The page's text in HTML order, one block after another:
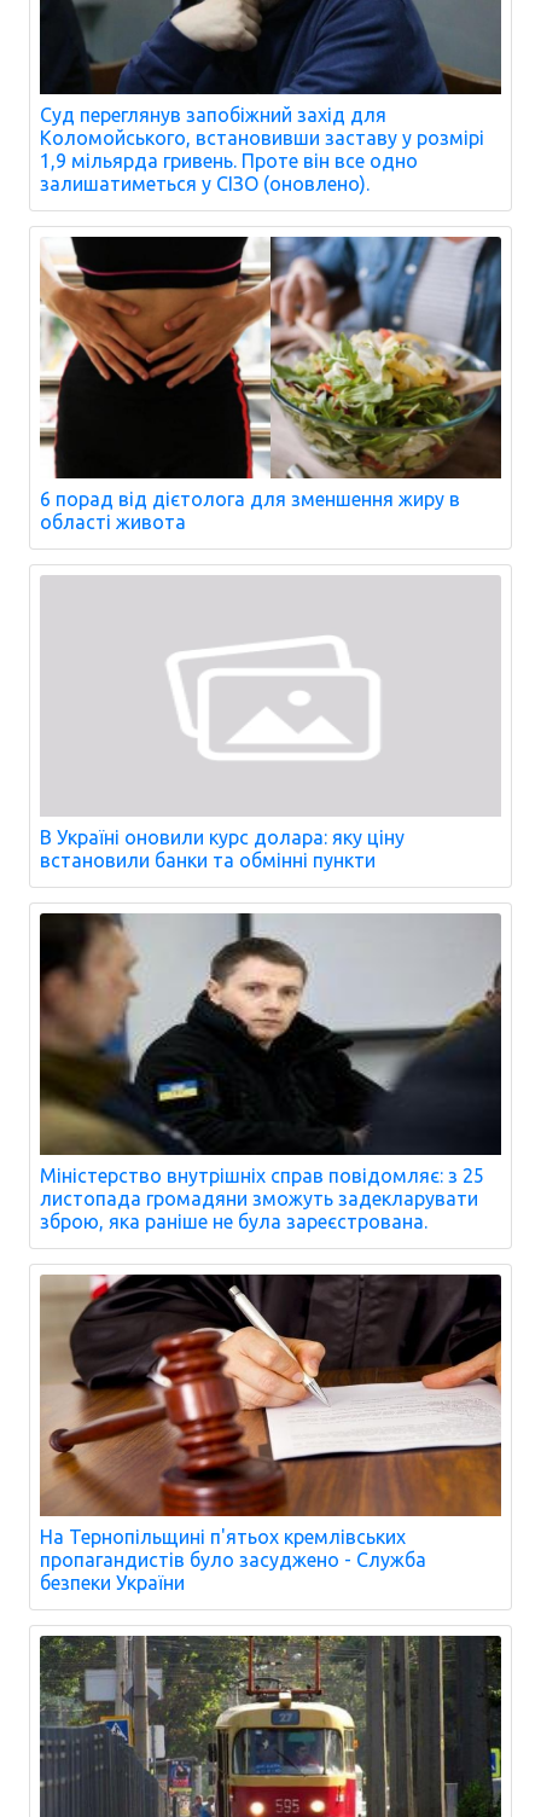
Суд переглянув запобіжний захід для
Коломойського, встановивши заставу у розмірі
1,9 мільярда гривень. Проте він все одно
залишатиметься у СІЗО (оновлено).
6 порад від дієтолога для зменшення жиру в
області живота
В Україні оновили курс долара: яку ціну
встановили банки та обмінні пункти
Міністерство внутрішніх справ повідомляє: з 25
листопада громадяни зможуть задекларувати
зброю, яка раніше не була зареєстрована.
На Тернопільщині п'ятьох кремлівських
пропагандистів було засуджено - Служба
безпеки України